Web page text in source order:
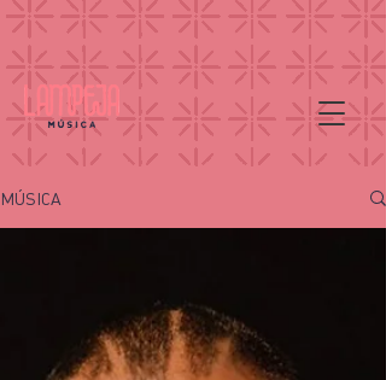
MÚSICA